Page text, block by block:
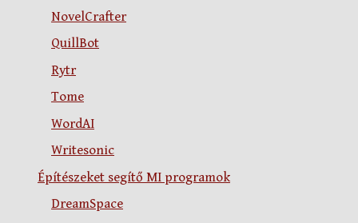
NovelCrafter
QuillBot
Rytr
Tome
WordAI
Writesonic
Építészeket segítő MI programok
DreamSpace